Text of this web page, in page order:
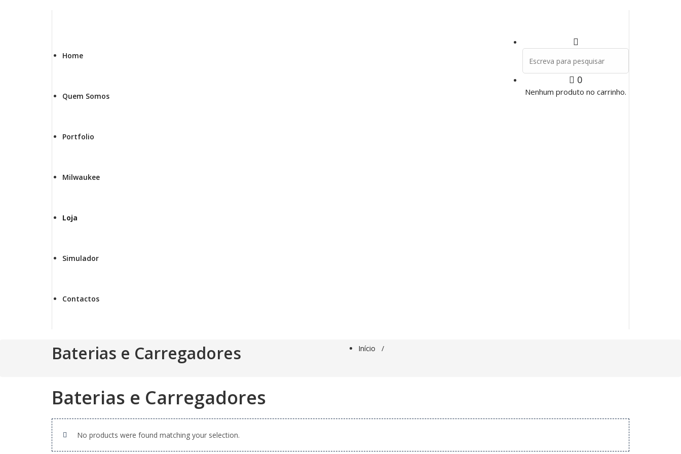
Home
Quem Somos
Portfolio
Milwaukee
Loja
Simulador
Contactos
por:
0
Nenhum produto no carrinho.
Baterias e Carregadores Início /
Baterias e Carregadores
No products were found matching your selection.